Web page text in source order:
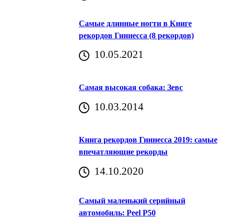
Самые длинные ногти в Книге
рекордов Гиннесса (8 рекордов)
10.05.2021
Самая высокая собака: Зевс
10.03.2014
Книга рекордов Гиннесса 2019: самые
впечатляющие рекорды
14.10.2020
Самый маленький серийный
автомобиль: Peel P50